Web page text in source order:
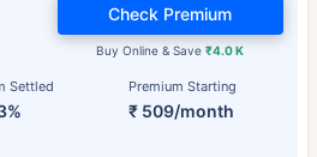
Settled Premium Starting
₹ 509/month
Buy Online & Save₹4.0 K
Check Premium